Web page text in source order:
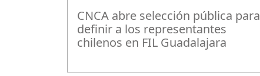
CNCA abre selección pública para
definir a los representantes
chilenos en FIL Guadalajara